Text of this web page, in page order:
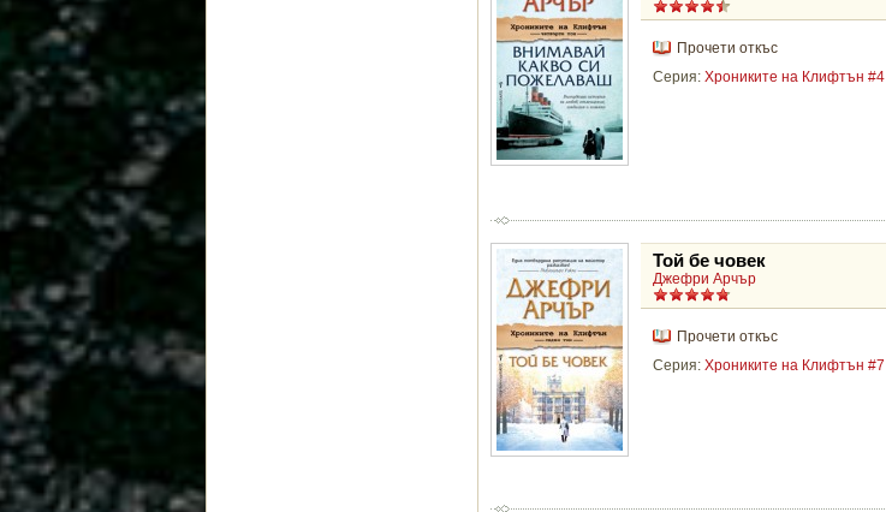
Прочети откъс
Серия: Хрониките на Клифтън #4
Той бе човек
Джефри Арчър
Прочети откъс
Серия: Хрониките на Клифтън #7